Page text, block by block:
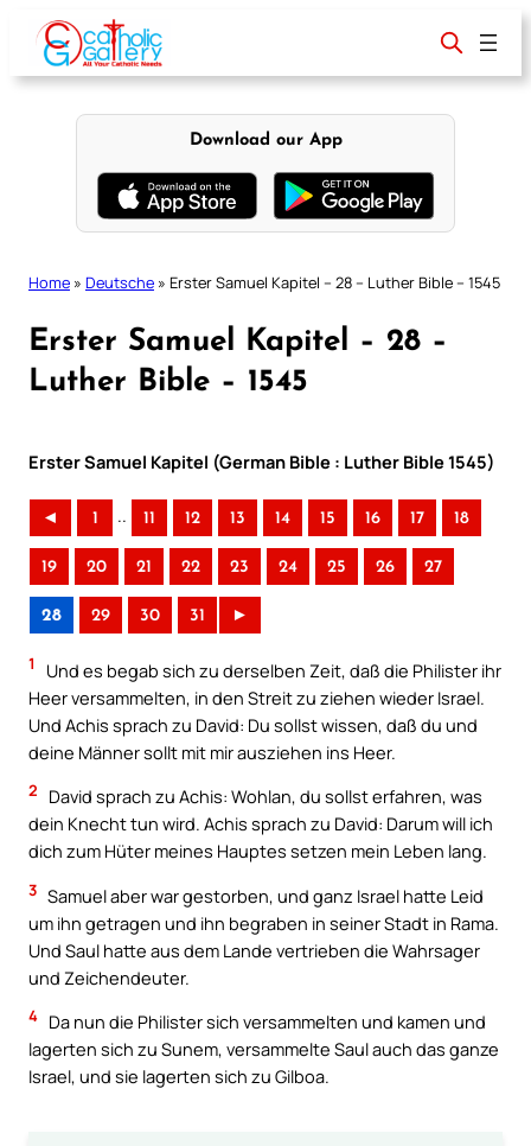
content
Download our App
Home » Deutsche » Erster Samuel Kapitel – 28 – Luther Bible – 1545
Erster Samuel Kapitel – 28 –
Luther Bible – 1545
Erster Samuel Kapitel (German Bible : Luther Bible 1545)
◄ 1 .. 11 12 13 14 15 16 17 18
19 20 21 22 23 24 25 26 27
28 29 30 31 ►
1
Und es begab sich zu derselben Zeit, daß die Philister ihr
Heer versammelten, in den Streit zu ziehen wieder Israel.
Und Achis sprach zu David: Du sollst wissen, daß du und
deine Männer sollt mit mir ausziehen ins Heer.
2
David sprach zu Achis: Wohlan, du sollst erfahren, was
dein Knecht tun wird. Achis sprach zu David: Darum will ich
dich zum Hüter meines Hauptes setzen mein Leben lang.
3 Samuel aber war gestorben, und ganz Israel hatte Leid
um ihn getragen und ihn begraben in seiner Stadt in Rama.
Und Saul hatte aus dem Lande vertrieben die Wahrsager
und Zeichendeuter.
4 Da nun die Philister sich versammelten und kamen und
lagerten sich zu Sunem, versammelte Saul auch das ganze
Israel, und sie lagerten sich zu Gilboa.